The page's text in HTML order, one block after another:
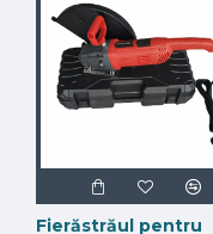
Fierăstrăul pentru